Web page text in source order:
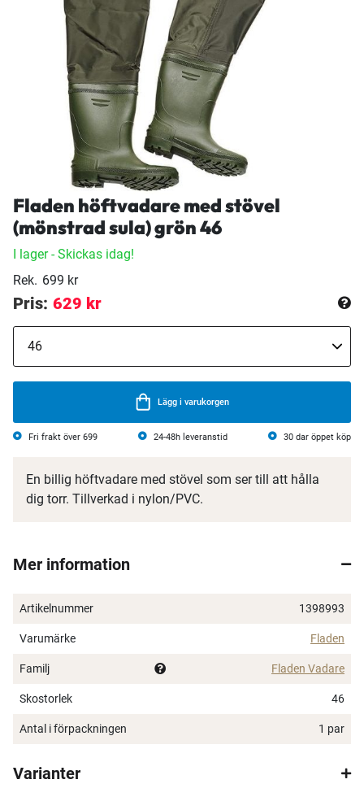
Fladen höftvadare med stövel
(mönstrad sula) grön 46
I lager- Skickas idag!
Rek. 699 kr
Pris: 629 kr
Lägg i varukorgen
Fri frakt över 699 24-48h leveranstid 30 dar öppet köp
En billig höftvadare med stövel som ser till att hålla
dig torr. Tillverkad i nylon/PVC.
Mer information
Artikelnummer 1398993
Varumärke Fladen
Familj Fladen Vadare
Skostorlek 46
Antal i förpackningen 1 par
Varianter